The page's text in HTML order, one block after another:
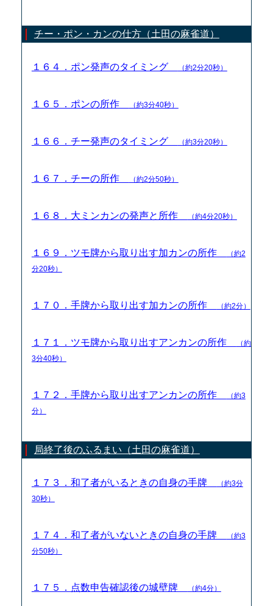
チー・ポン・カンの仕方（土田の麻雀道）
１６４．ポン発声のタイミング （約2分20秒）
１６５．ポンの所作 （約3分40秒）
１６６．チー発声のタイミング （約3分20秒）
１６７．チーの所作 （約2分50秒）
１６８．大ミンカンの発声と所作 （約4分20秒）
１６９．ツモ牌から取り出す加カンの所作
（約2
分20秒）
１７０．手牌から取り出す加カンの所作 （約2分）
１７１．ツモ牌から取り出すアンカンの所作
（約
3分40秒）
１７２．手牌から取り出すアンカンの所作
（約3
分）
局終了後のふるまい（土田の麻雀道）
１７３．和了者がいるときの自身の手牌
（約3分
30秒）
１７４．和了者がいないときの自身の手牌
（約3
分50秒）
１７５．点数申告確認後の城壁牌 （約4分）